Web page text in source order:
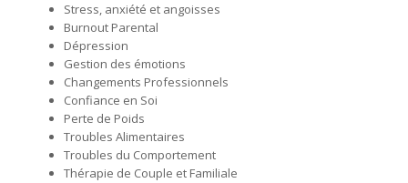
Stress, anxiété et angoisses
Burnout Parental
Dépression
Gestion des émotions
Changements Professionnels
Confiance en Soi
Perte de Poids
Troubles Alimentaires
Troubles du Comportement
Thérapie de Couple et Familiale